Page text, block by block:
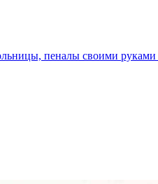
пеналы своими руками